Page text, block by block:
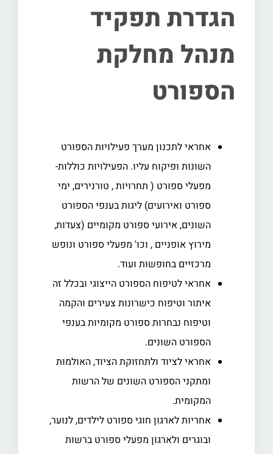
הגדרת תפקיד
מנהל מחלקת
הספורט
אחראי לתכנון מערך פעילויות הספורט
השונות ופיקוח עליו. הפעילויות כוללות-
מפעלי ספורט ( תחרויות , טורנירים, ימי
ספורט ואירועים) ליגות בענפי הספורט
השונים, אירועי ספורט מקומיים (צעדות,
מירוץ אופניים , וכו' מפעלי ספורט ונופש
מרכזיים בחופשות ועוד.
אחראי לטיפוח הספורט הייצוגי ובכלל זה
איתור וטיפוח כישרונות צעירים והקמה
וטיפוח נבחרות ספורט מקומיות בענפי
הספורט השונים.
אחראי לציוד ולתחזוקת הציוד, האולמות
ומתקני הספורט השונים של הרשות
המקומית.
אחריות לארגון חוגי ספורט לילדים, לנוער,
ובוגרים ולארגון מפעלי ספורט ברשות